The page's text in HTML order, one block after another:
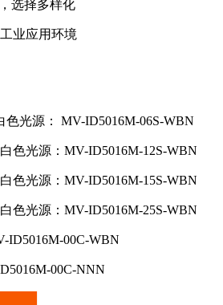
，选择多样化
工业应用环境
源： MV-ID5016M-06S-WBN
色光源：MV-ID5016M-12S-WBN
色光源：MV-ID5016M-15S-WBN
色光源：MV-ID5016M-25S-WBN
ID5016M-00C-WBN
00C-NNN